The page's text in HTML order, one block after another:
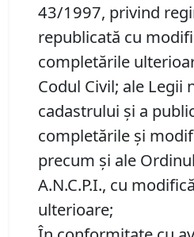
43/1997, privind
republicată cu
completările
Codul Civil; ale Legii
cadastrului și a
completările și
precum și ale
A.N.C.P.I., cu
ulterioare;